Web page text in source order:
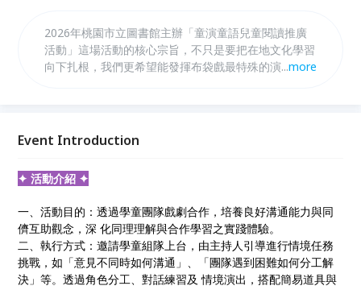
2026年桃園市立圖書館主辦「童演童語兒童閱讀推廣
活動」這場活動的核心宗旨，不只是要把在地文化學習
向下扎根，我們更希望能發揮布袋戲最特殊的演繹方
帶領孩子學習當遇到困難時可以採取哪些解決方案。這
透過掌中藝術，把成長的能量帶給每一位孩子。
...more
Event Introduction
✦ 活動介紹 ✦
一、活動目的：透過學童團隊戲劇合作，培養良好溝通能力與同
儕互助觀念，深 化同理理解與合作學習之實踐體驗。
二、執行方式：邀請學童組隊上台，由主持人引導進行情境任務
挑戰，如「意見不同時如何溝通」、「團隊遇到困難如何分工解
決」等。透過角色分工、對話練習及 情境演出，搭配簡易道具與